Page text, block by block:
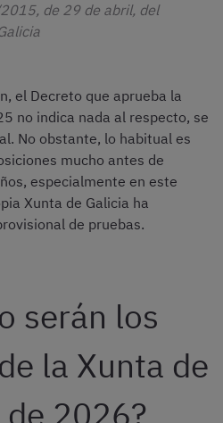
de 29 de abril, del
el Decreto que aprueba la
no indica nada al respecto, se
No obstante, lo habitual es
mucho antes de
especialmente en este
Xunta de Galicia ha
de pruebas.
serán los
la Xunta de
2026?